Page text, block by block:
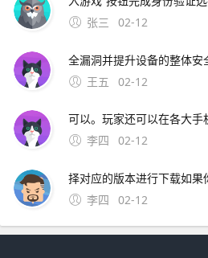
张三
02-12
王五
02-12
李四
02-12
李四
02-12